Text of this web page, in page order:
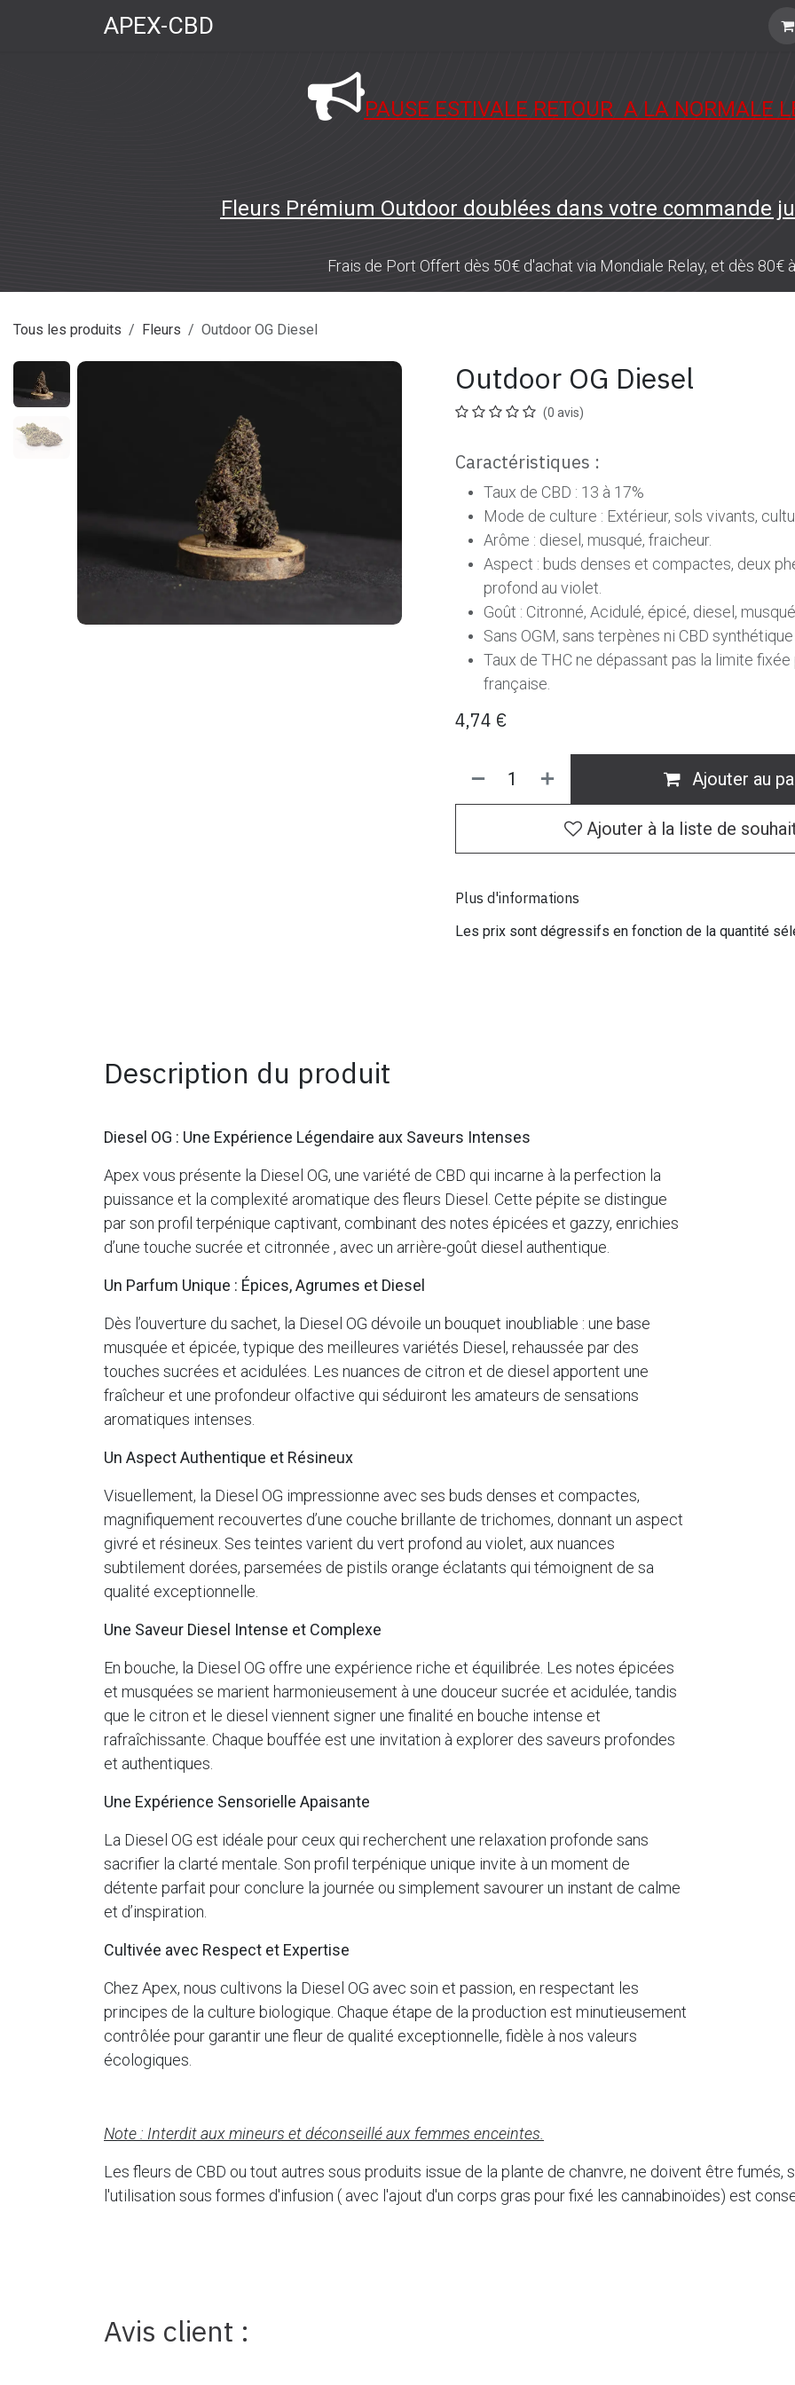
APEX-CBD
PAUSE ESTIVALE RETOUR A LA NORMALE
Fleurs Prémium Outdoor doublées dans votre commande
Frais de Port Offert dès 50€ d'achat via Mondiale Relay, et dès 80€
Tous les produits Fleurs Outdoor OG Diesel
Outdoor OG Diesel
(0 avis)
Caractéristiques :
Taux de CBD : 13 à 17%
Mode de culture : Extérieur, sols vivants,
Arôme : diesel, musqué, fraicheur.
Aspect : buds denses et compactes, deux
profond au violet.
Goût : Citronné, Acidulé, épicé, diesel, musqué.
Sans OGM, sans terpènes ni CBD
Taux de THC ne dépassant pas la limite
française.
4,74 €
Ajouter au
Ajouter à la liste de
Plus d'informations
Les prix sont dégressifs en fonction de la quantité
Description du produit
Diesel OG : Une Expérience Légendaire aux Saveurs Intenses
Apex vous présente la Diesel OG, une variété de CBD qui incarne à la perfection la
puissance et la complexité aromatique des fleurs Diesel. Cette pépite se distingue
par son profil terpénique captivant, combinant des notes épicées et gazzy, enrichies
d’une touche sucrée et citronnée , avec un arrière-goût diesel authentique.
Un Parfum Unique : Épices, Agrumes et Diesel
Dès l’ouverture du sachet, la Diesel OG dévoile un bouquet inoubliable : une base
musquée et épicée, typique des meilleures variétés Diesel, rehaussée par des
touches sucrées et acidulées. Les nuances de citron et de diesel apportent une
fraîcheur et une profondeur olfactive qui séduiront les amateurs de sensations
aromatiques intenses.
Un Aspect Authentique et Résineux
Visuellement, la Diesel OG impressionne avec ses buds denses et compactes,
magnifiquement recouvertes d’une couche brillante de trichomes, donnant un aspect
givré et résineux. Ses teintes varient du vert profond au violet, aux nuances
subtilement dorées, parsemées de pistils orange éclatants qui témoignent de sa
qualité exceptionnelle.
Une Saveur Diesel Intense et Complexe
En bouche, la Diesel OG offre une expérience riche et équilibrée. Les notes épicées
et musquées se marient harmonieusement à une douceur sucrée et acidulée, tandis
que le citron et le diesel viennent signer une finalité en bouche intense et
rafraîchissante. Chaque bouffée est une invitation à explorer des saveurs profondes
et authentiques.
Une Expérience Sensorielle Apaisante
La Diesel OG est idéale pour ceux qui recherchent une relaxation profonde sans
sacrifier la clarté mentale. Son profil terpénique unique invite à un moment de
détente parfait pour conclure la journée ou simplement savourer un instant de calme
et d’inspiration.
Cultivée avec Respect et Expertise
Chez Apex, nous cultivons la Diesel OG avec soin et passion, en respectant les
principes de la culture biologique. Chaque étape de la production est minutieusement
contrôlée pour garantir une fleur de qualité exceptionnelle, fidèle à nos valeurs
écologiques.
Note : Interdit aux mineurs et déconseillé aux femmes enceintes.
Les fleurs de CBD ou tout autres sous produits issue de la plante de chanvre, ne doivent être fumés,
l'utilisation sous formes d'infusion ( avec l'ajout d'un corps gras pour fixé les cannabinoïdes) est
Avis client :